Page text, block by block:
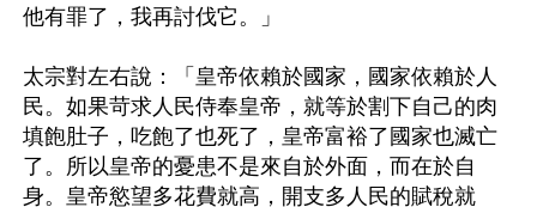
他有罪了，我再討伐它。」
太宗對左右說：「皇帝依賴於國家，國家依賴於人
民。如果苛求人民侍奉皇帝，就等於割下自己的肉
填飽肚子，吃飽了也死了，皇帝富裕了國家也滅亡
了。所以皇帝的憂患不是來自於外面，而在於自
身。皇帝慾望多花費就高，開支多人民的賦稅就